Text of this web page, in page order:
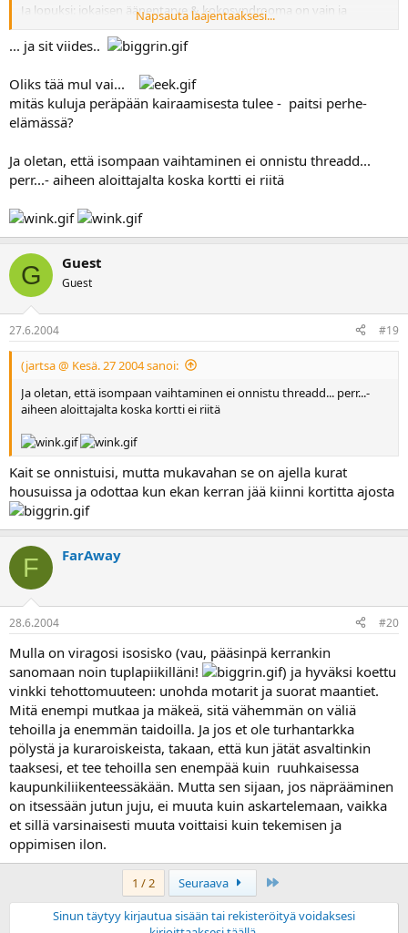
Ja lopuksi: jokaisen äänentarve & kokosyndrooma on vain ja
ainoastaan omien korvien välissä. Minua eräät asiat häiritsivät ja
ostin isohkon mopotin ja muut sitten tekevät oman valintansa.
Nostan niille hattua jotka eivät kuutioita kumarra, vaan ajavat sillä
Napsauta laajentaaksesi...
... ja sit viides..
Oliks tää mul vai...
mitäs kuluja peräpään kairaamisesta tulee - paitsi perhe-
elämässä?
Ja oletan, että isompaan vaihtaminen ei onnistu threadd...
perr...- aiheen aloittajalta koska kortti ei riitä
G Guest
Guest
27.6.2004 #19
(jartsa @ Kesä. 27 2004 sanoi:
Ja oletan, että isompaan vaihtaminen ei onnistu threadd... perr...-
aiheen aloittajalta koska kortti ei riitä
Kait se onnistuisi, mutta mukavahan se on ajella kurat
housuissa ja odottaa kun ekan kerran jää kiinni kortitta ajosta
F FarAway
28.6.2004 #20
Mulla on viragosi isosisko (vau, pääsinpä kerrankin
sanomaan noin tuplapiikilläni!
) ja hyväksi koettu
vinkki tehottomuuteen: unohda motarit ja suorat maantiet.
Mitä enempi mutkaa ja mäkeä, sitä vähemmän on väliä
tehoilla ja enemmän taidoilla. Ja jos et ole turhantarkka
pölystä ja kuraroiskeista, takaan, että kun jätät asvaltinkin
taaksesi, et tee tehoilla sen enempää kuin ruuhkaisessa
kaupunkiliikenteessäkään. Mutta sen sijaan, jos näprääminen
on itsessään jutun juju, ei muuta kuin askartelemaan, vaikka
et sillä varsinaisesti muuta voittaisi kuin tekemisen ja
oppimisen ilon.
1 / 2 Seuraava
Sinun täytyy kirjautua sisään tai rekisteröityä voidaksesi